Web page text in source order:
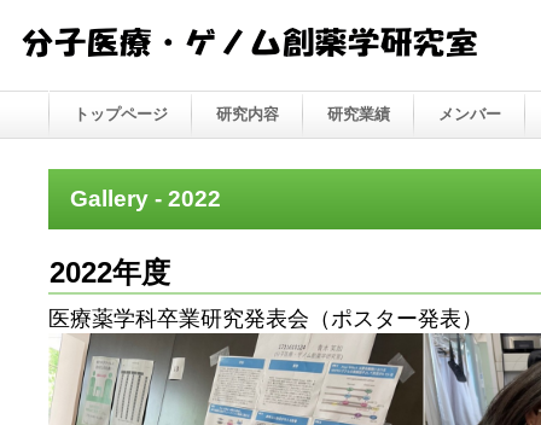
Gallery - 2022
2022年度
医療薬学科卒業研究発表会（ポスター発表）
トップページ 研究内容 研究業績 メンバー